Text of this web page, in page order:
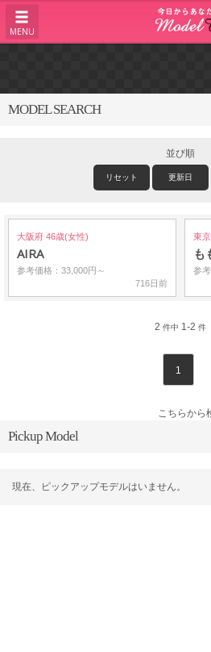
MENU
MODEL SEARCH
並び順
リセット 更新日
大阪府 46歳(女性)
AIRA
参考価格：33,000円～
716日前
東
も
参
2 件中 1-2 件
1
こちらから
Pickup Model
現在、ピックアップモデルはいません。